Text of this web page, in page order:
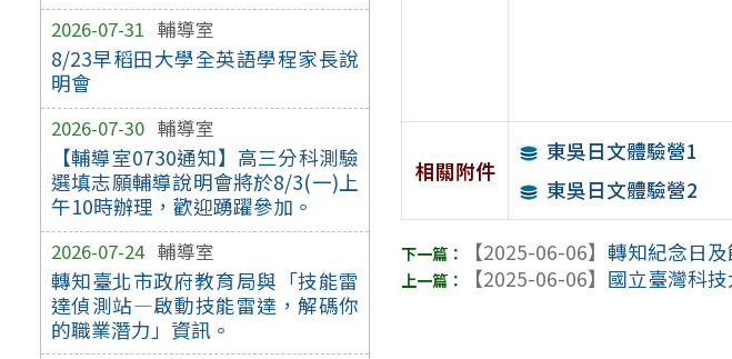
2026-07-31 輔導室
8/23早稻田大學全英語學程家長說
明會
2026-07-30 輔導室
【輔導室0730通知】高三分科測驗
選填志願輔導說明會將於8/3(一)上
午10時辦理，歡迎踴躍參加。
2026-07-24 輔導室
轉知臺北市政府教育局與「技能雷
達偵測站—啟動技能雷達，解碼你
的職業潛力」資訊。
相關附件
東吳日文體驗營1
東吳日文體驗營2
【2025-06-06】轉知紀念日
【2025-06-06】 國立臺灣科